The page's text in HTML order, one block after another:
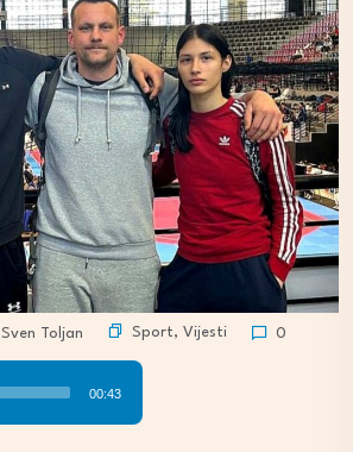
Sven Toljan Sport, Vijesti 0
00:43